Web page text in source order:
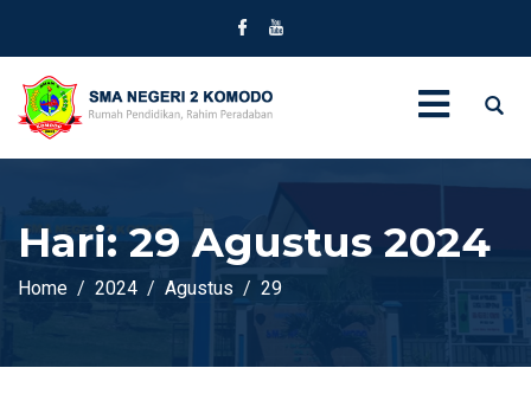
Hari: 29 Agustus 2024
Home 2024 Agustus 29